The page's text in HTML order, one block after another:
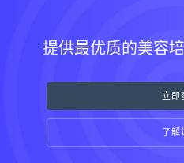
提供最优质的美容
立即
了解